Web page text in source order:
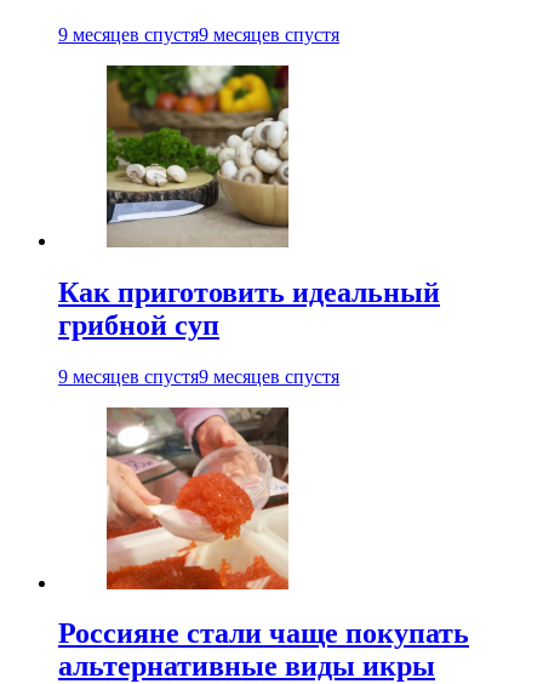
9 месяцев спустя9 месяцев спустя
Как приготовить идеальный
грибной суп
9 месяцев спустя9 месяцев спустя
Россияне стали чаще покупать
альтернативные виды икры